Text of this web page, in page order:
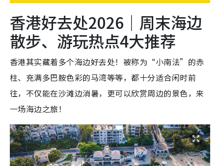
香港好去处2026｜周末海边
散步、游玩热点4大推荐
香港其实藏着多个海边好去处！被称为“小南法”的赤
柱、充满多巴胺色彩的马湾等等，都十分适合闲时前
往，不仅能在沙滩边消暑，更可以欣赏周边的景色，来
一场海边之旅！